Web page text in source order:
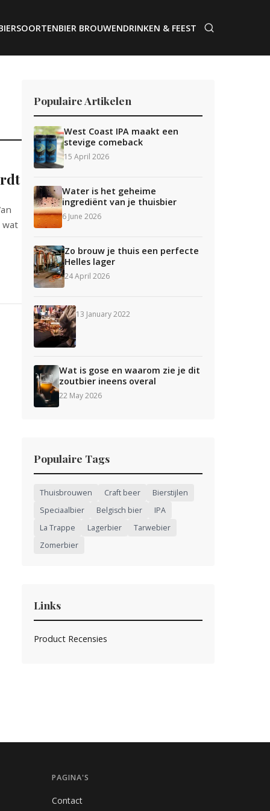
BIER BROUWENDRINKEN & FEEST
wat
Populaire Artikelen
West Coast IPA maakt een
stevige comeback
15 April 2026
Water is het geheime
ingrediënt van je thuisbier
6 June 2026
Zo brouw je thuis een perfecte
Helles lager
24 April 2026
13 January 2022
Wat is gose en waarom zie je dit
zoutbier ineens overal
22 May 2026
Populaire Tags
Thuisbrouwen Craft beer
Bierstijlen
Speciaalbier
Belgisch bier
IPA
La Trappe
Lagerbier
Tarwebier
Zomerbier
Links
Product Recensies
PAGINA'S
Contact